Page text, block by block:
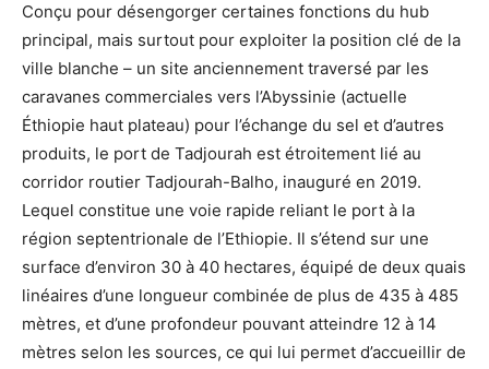
Conçu pour désengorger certaines fonctions du hub
principal, mais surtout pour exploiter la position clé de la
ville blanche – un site anciennement traversé par les
caravanes commerciales vers l’Abyssinie (actuelle
Éthiopie haut plateau) pour l’échange du sel et d’autres
produits, le port de Tadjourah est étroitement lié au
corridor routier Tadjourah-Balho, inauguré en 2019.
Lequel constitue une voie rapide reliant le port à la
région septentrionale de l’Ethiopie. Il s’étend sur une
surface d’environ 30 à 40 hectares, équipé de deux quais
linéaires d’une longueur combinée de plus de 435 à 485
mètres, et d’une profondeur pouvant atteindre 12 à 14
mètres selon les sources, ce qui lui permet d’accueillir de